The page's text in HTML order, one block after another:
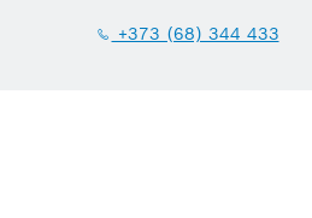
+373 (68) 344 433